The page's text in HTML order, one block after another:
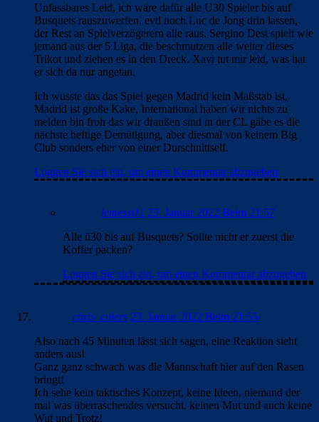
Unfassbares Leid, ich wäre dafür alle U30 Spieler bis auf
Busquets rauszuwerfen, evtl noch Luc de Jong drin lassen,
der Rest an Spielverzögerern alle raus. Sergino Dest spielt wie
jemand aus der 5 Liga, die beschmutzen alle weiter dieses
Trikot und ziehen es in den Dreck. Xavi tut mir leid, was hat
er sich da nur angetan.
Ich wusste das das Spiel gegen Madrid kein Maßstab ist,
Madrid ist große Kake, International haben wir nichts zu
melden bin froh das wir draußen sind in der CL gäbe es die
nächste heftige Demütigung, aber diesmal von keinem Big
Club sonders eher von einer Durschnittself.
Loggen Sie sich ein, um einen Kommentar abzugeben
lemessi11 23. Januar 2022 Beim 21:57
Alle ü30 bis auf Busquets? Sollte nicht er zuerst die
Koffer packen?
Loggen Sie sich ein, um einen Kommentar abzugeben
chris_culers 23. Januar 2022 Beim 21:55
Also nach 45 Minuten lässt sich sagen, eine Reaktion sieht
anders aus!
Ganz ganz schwach was die Mannschaft hier auf den Rasen
bringt!
Ich sehe kein taktisches Konzept, keine Ideen, niemand der
mal was überraschendes versucht, keinen Mut und auch keine
Wut und Trotz!